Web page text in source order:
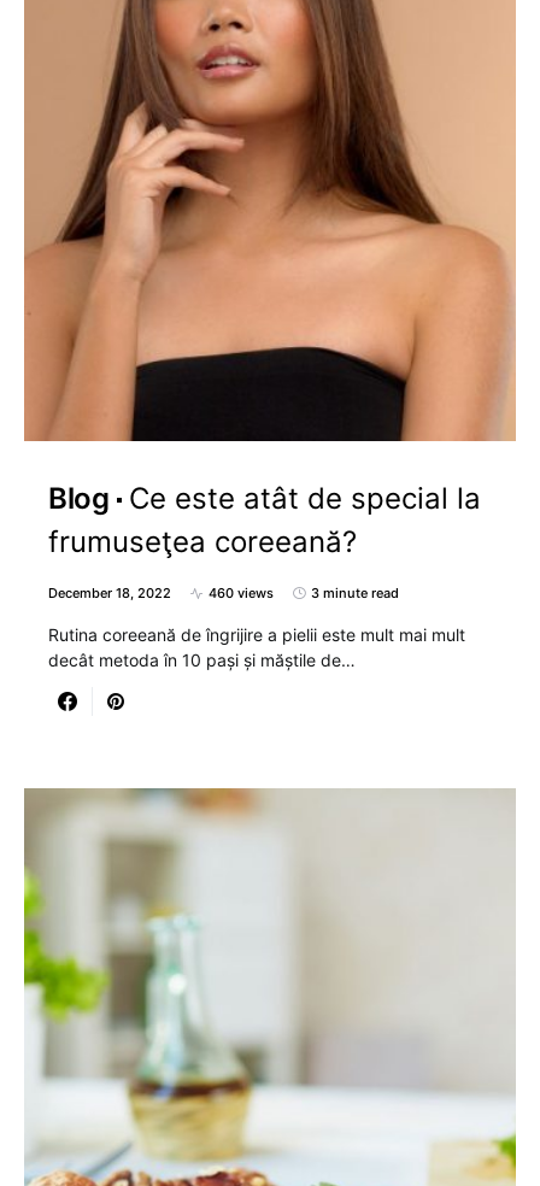
Blog
Ce este atât de special la
frumuseţea coreeană?
December 18, 2022 460 views 3 minute read
Rutina coreeană de îngrijire a pielii este mult mai mult
decât metoda în 10 pași și măștile de…